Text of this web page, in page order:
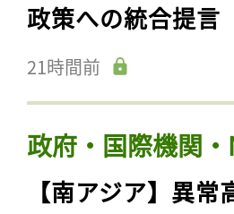
政策への統合提言
21時間前
政府・国際機関・
【南アジア】異